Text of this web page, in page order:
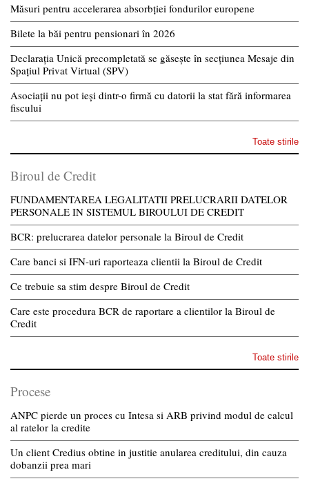
Măsuri pentru accelerarea absorbției fondurilor europene
Bilete la băi pentru pensionari în 2026
Declarația Unică precompletată se găsește în secțiunea Mesaje din
Spațiul Privat Virtual (SPV)
Asociații nu pot ieși dintr-o firmă cu datorii la stat fără informarea
fiscului
Toate stirile
Biroul de Credit
FUNDAMENTAREA LEGALITATII PRELUCRARII DATELOR
PERSONALE IN SISTEMUL BIROULUI DE CREDIT
BCR: prelucrarea datelor personale la Biroul de Credit
Care banci si IFN-uri raporteaza clientii la Biroul de Credit
Ce trebuie sa stim despre Biroul de Credit
Care este procedura BCR de raportare a clientilor la Biroul de
Credit
Toate stirile
Procese
ANPC pierde un proces cu Intesa si ARB privind modul de calcul
al ratelor la credite
Un client Credius obtine in justitie anularea creditului, din cauza
dobanzii prea mari